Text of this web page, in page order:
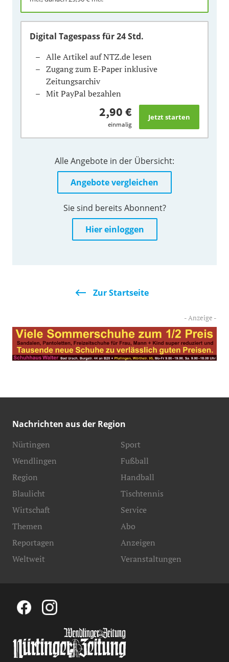
Digital Tagespassfür 24 Std.
Alle Artikel auf NTZ.de lesen
Zugang zum E-Paper inklusive
Zeitungsarchiv
Mit PayPal bezahlen
2,90 €
einmalig
Alle Angebote in der Übersicht:
Angebote vergleichen
Sie sind bereits Abonnent?
Hier einloggen
Zur Startseite
Nachrichten aus der Region
Nürtingen
Wendlingen
Region
Blaulicht
Sport
Fußball
Handball
Tischtennis
Wirtschaft
Themen
Reportagen
Weltweit
Service
Abo
Anzeigen
Veranstaltungen